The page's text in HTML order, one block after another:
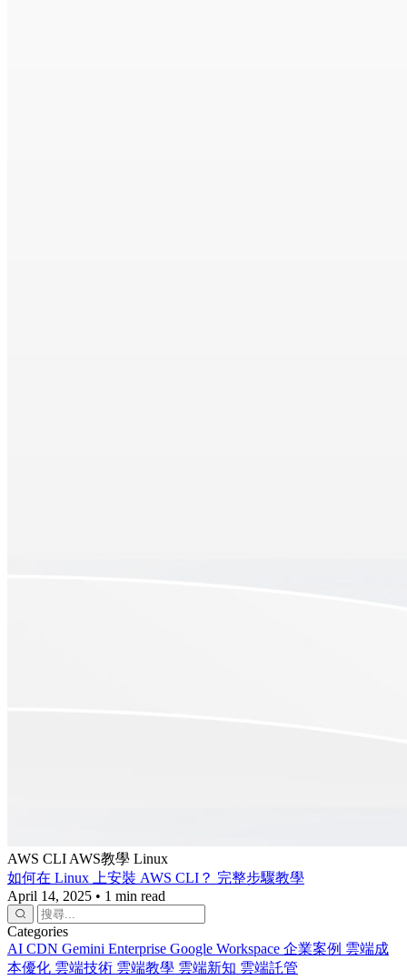
AWS CLI AWS教學 Linux
如何在 Linux 上安裝 AWS CLI？ 完整步驟教學
April 14, 2025 • 1 min read
Categories
AI CDN Gemini Enterprise Google Workspace 企業案例 雲端成
本優化 雲端技術 雲端教學 雲端新知 雲端託管